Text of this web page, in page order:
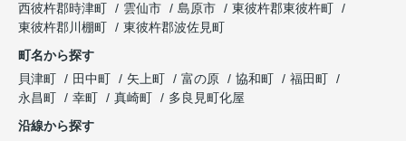
西彼杵郡時津町
雲仙市 島原市
東彼杵郡東彼杵町
東彼杵郡川棚町
東彼杵郡波佐見町
町名から探す
貝津町
田中町 矢上町 富の原 協和町
福田町
永昌町
幸町 真崎町
多良見町化屋
沿線から探す